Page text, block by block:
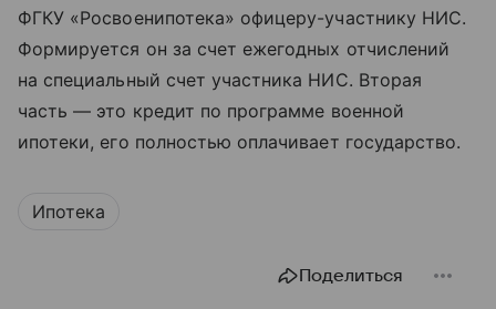
ФГКУ «Росвоенипотека» офицеру-участнику НИС.
Формируется он за счет ежегодных отчислений
на специальный счет участника НИС. Вторая
часть — это кредит по программе военной
ипотеки, его полностью оплачивает государство.
Ипотека
Поделиться